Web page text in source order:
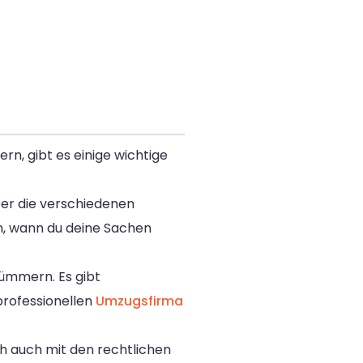
gibt es einige wichtige
die verschiedenen
wann du deine Sachen
Es gibt
Umzugsfirma
auch mit den rechtlichen